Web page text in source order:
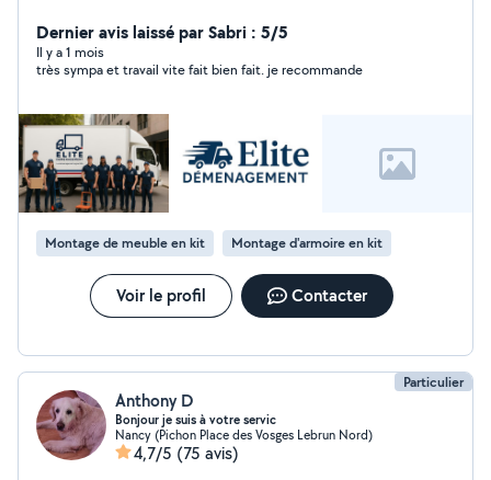
Dernier avis laissé par Sabri : 5/5
Il y a 1 mois
très sympa et travail vite fait bien fait. je recommande
Montage de meuble en kit Montage d'armoire en kit
Voir le profil Contacter
Particulier
Anthony D
Bonjour je suis à votre servic
Nancy (Pichon Place des Vosges Lebrun Nord)
4,7/5 (75 avis)